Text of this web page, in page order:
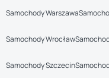
Samochody Warszawa
Samochody Wrocław
Samochody Szczecin